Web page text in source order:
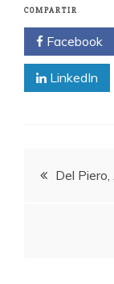
COMPARTIR
Facebook
LinkedIn
Del